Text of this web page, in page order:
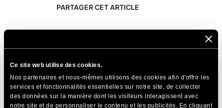
Ce site web utilise des cookies.
Nos partenaires et nous-mêmes utilisons des cookies afin d'offrir les
services et fonctionnalités essentielles sur notre site, de collecter
des données sur la manière dont les visiteurs interagissent avec
notre site et de personnaliser le contenu et les publicités. En cliquant
PARTAGER CET ARTICLE
Articles Connexes
Résoudre le problème de l'"erreur critique de